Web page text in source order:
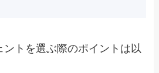
トを選ぶ際のポイントは以